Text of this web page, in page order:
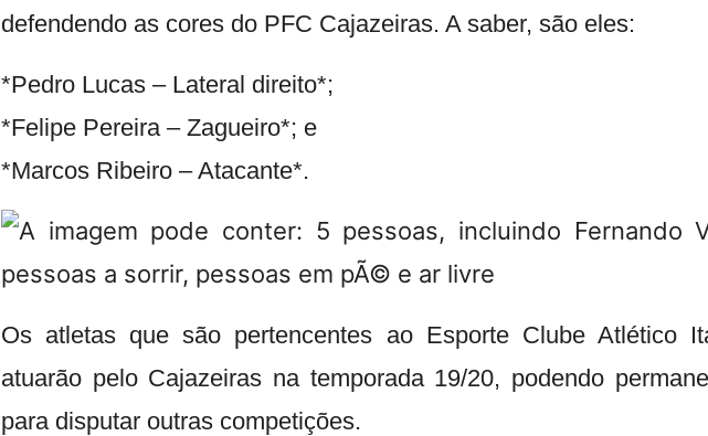
defendendo as cores do PFC Cajazeiras. A saber, são eles:
*Pedro Lucas – Lateral direito*;
*Felipe Pereira – Zagueiro*; e
*Marcos Ribeiro – Atacante*.
Os atletas que são pertencentes ao Esporte Clube Atlético
atuarão pelo Cajazeiras na temporada 19/20, podendo
para disputar outras competições.